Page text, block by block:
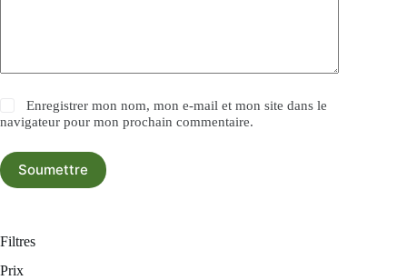
Enregistrer mon nom, mon e-mail et mon site dans le
navigateur pour mon prochain commentaire.
Soumettre
Filtres
Prix